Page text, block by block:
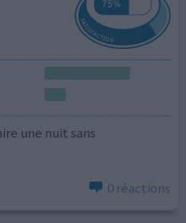
une nuit sans
0 réactions